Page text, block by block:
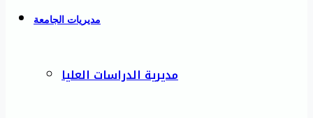
مديريات الجامعة
مديرية الدراسات العليا